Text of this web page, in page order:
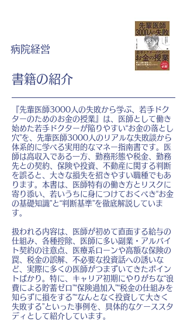
病院経営
書籍の紹介
『先輩医師3000人の失敗から学ぶ、若手ドク
ターのためのお金の授業』は、医師として働き
始めた若手ドクターが陥りやすい“お金の落とし
穴”を、先輩医師3000人のリアルな失敗談から
体系的に学べる実用的なマネー指南書です。医
師は高収入である一方、勤務形態や税金、勤務
先との契約、保険や投資、不動産に関する判断
を誤ると、大きな損失を招きやすい職種でもあ
ります。本書は、医師特有の働き方とリスクに
寄り添い、若いうちに身につけておくべき“お金
の基礎知識”と“判断基準”を徹底解説していま
す。
扱われる内容は、医師が初めて直面する給与の
仕組み、各種控除、医師に多い副業・アルバイ
ト契約の注意点、医療系ローンや高額な保険の
罠、税金の誤解、不必要な投資話への誘いな
ど、実際に多くの医師がつまずいてきたポイン
トばかり。特に、キャリア初期にやりがちな“浪
費による貯蓄ゼロ”“保険過加入”“税金の仕組みを
知らずに損をする”“なんとなく投資して大きく
失敗する”といった事例を、具体的なケーススタ
ディとして紹介しています。